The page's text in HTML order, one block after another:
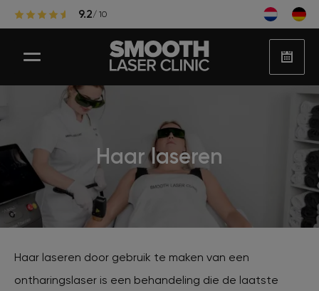
9.2/ 10
Haar laseren
Haar laseren door gebruik te maken van een
ontharingslaser is een behandeling die de laatste
Laser ontharen
Populaire zones laserontharing